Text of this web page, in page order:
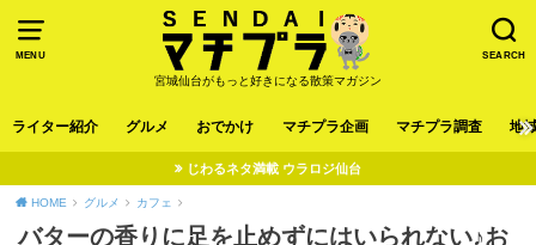
MENU SEARCH
宮城仙台がもっと好きになる散策マガジン
ライター紹介 グルメ おでかけ マチプラ企画 マチプラ調査 地
じわるネタ満載 ウラロジ仙台
HOME グルメ カフェ
バターの香りに足を止めずにはいられない♪お